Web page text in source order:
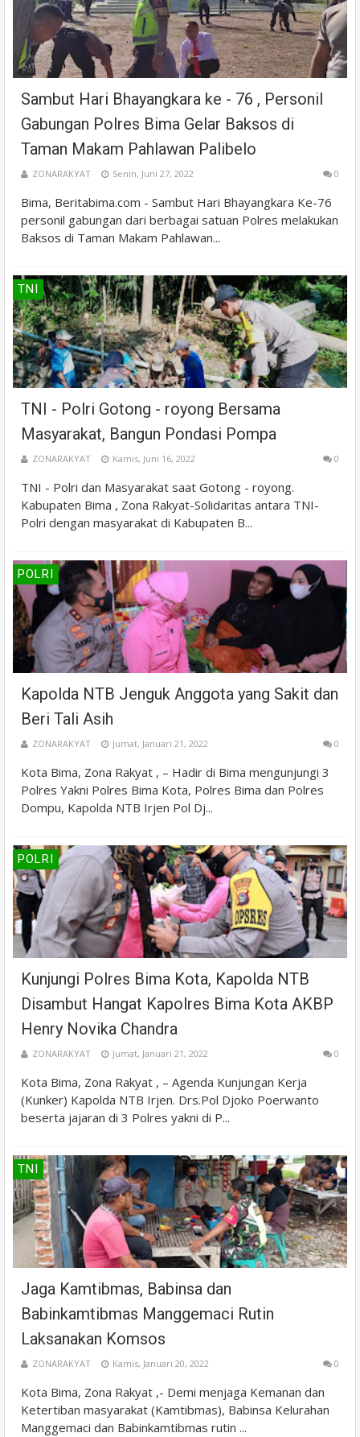
Sambut Hari Bhayangkara ke - 76 , Personil
Gabungan Polres Bima Gelar Baksos di
Taman Makam Pahlawan Palibelo
ZONARAKYAT Senin, Juni 27, 2022 0
Bima, Beritabima.com - Sambut Hari Bhayangkara Ke-76
personil gabungan dari berbagai satuan Polres melakukan
Baksos di Taman Makam Pahlawan...
TNI
TNI - Polri Gotong - royong Bersama
Masyarakat, Bangun Pondasi Pompa
ZONARAKYAT Kamis, Juni 16, 2022 0
TNI - Polri dan Masyarakat saat Gotong - royong.
Kabupaten Bima , Zona Rakyat-Solidaritas antara TNI-
Polri dengan masyarakat di Kabupaten B...
POLRI
Kapolda NTB Jenguk Anggota yang Sakit dan
Beri Tali Asih
ZONARAKYAT Jumat, Januari 21, 2022 0
Kota Bima, Zona Rakyat , – Hadir di Bima mengunjungi 3
Polres Yakni Polres Bima Kota, Polres Bima dan Polres
Dompu, Kapolda NTB Irjen Pol Dj...
POLRI
Kunjungi Polres Bima Kota, Kapolda NTB
Disambut Hangat Kapolres Bima Kota AKBP
Henry Novika Chandra
ZONARAKYAT Jumat, Januari 21, 2022 0
Kota Bima, Zona Rakyat , – Agenda Kunjungan Kerja
(Kunker) Kapolda NTB Irjen. Drs.Pol Djoko Poerwanto
beserta jajaran di 3 Polres yakni di P...
TNI
Jaga Kamtibmas, Babinsa dan
Babinkamtibmas Manggemaci Rutin
Laksanakan Komsos
ZONARAKYAT Kamis, Januari 20, 2022 0
Kota Bima, Zona Rakyat ,- Demi menjaga Kemanan dan
Ketertiban masyarakat (Kamtibmas), Babinsa Kelurahan
Manggemaci dan Babinkamtibmas rutin ...